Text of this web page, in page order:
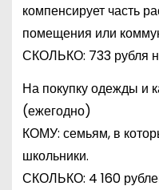
компенсирует часть
помещения или
СКОЛЬКО: 733 рубля
На покупку одежды и
(ежегодно)
КОМУ: семьям, в
школьники.
СКОЛЬКО: 4 160